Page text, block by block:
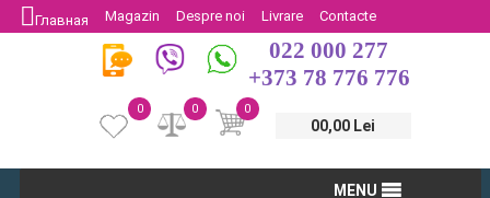
Главная Magazin Despre noi Livrare
Contacte
Protectia Consumatorului
Întoarcere
022 000 277
+373 78 776 776
0
00,00 Lei
0
0
MENU